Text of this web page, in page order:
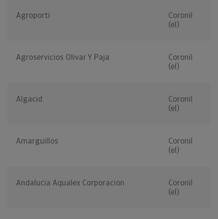
Agroporti
Coronil
(el)
Agroservicios Olivar Y Paja
Coronil
(el)
Algacid
Coronil
(el)
Amarguillos
Coronil
(el)
Andalucia Aqualex Corporacion
Coronil
(el)